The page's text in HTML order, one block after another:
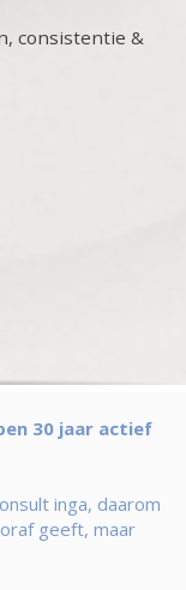
consistentie &
30 jaar actief
inga, daarom
geeft, maar